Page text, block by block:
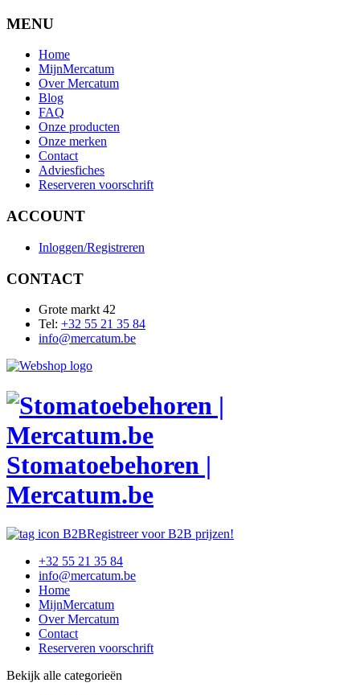
MENU
Home
MijnMercatum
Over Mercatum
Blog
FAQ
Onze producten
Onze merken
Contact
Adviesfiches
Reserveren voorschrift
ACCOUNT
Inloggen/Registreren
CONTACT
Grote markt 42
Tel: +32 55 21 35 84
info@mercatum.be
Stomatoebehoren |
Mercatum.be
Registreer voor B2B prijzen!
+32 55 21 35 84
info@mercatum.be
Home
MijnMercatum
Over Mercatum
Contact
Reserveren voorschrift
Bekijk alle categorieën